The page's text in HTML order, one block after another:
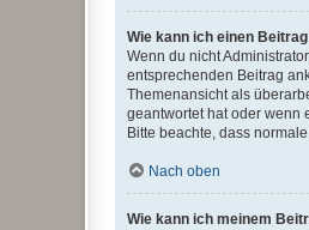
Wie kann ich einen
Wenn du nicht
entsprechenden Beitrag
Themenansicht als
geantwortet hat oder wenn
Bitte beachte, dass
Nach oben
Wie kann ich meinem